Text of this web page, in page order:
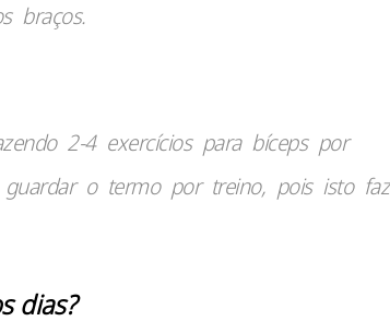
braços.
2-4 exercícios para bíceps por
o termo por treino, pois isto faz
dias?